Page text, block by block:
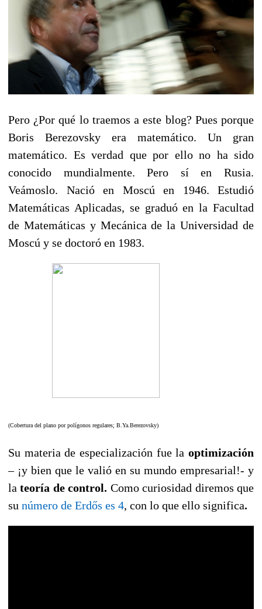
Pero ¿Por qué lo traemos a este blog? Pues porque
Boris Berezovsky era matemático. Un gran
matemático. Es verdad que por ello no ha sido
conocido mundialmente. Pero sí en Rusia.
Veámoslo. Nació en Moscú en 1946. Estudió
Matemáticas Aplicadas, se graduó en la Facultad
de Matemáticas y Mecánica de la Universidad de
Moscú y se doctoró en 1983.
(Cobertura del plano por polígonos regulares; B.Ya.Berezovsky)
Su materia de especialización fue la optimización
– ¡y bien que le valió en su mundo empresarial!- y
lateoría de control. Como curiosidad diremos que
su número de Erdős es 4, con lo que ello significa.